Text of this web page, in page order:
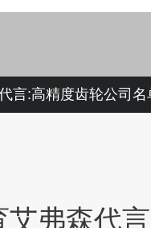
言:高精度齿轮公司名
艾弗森代